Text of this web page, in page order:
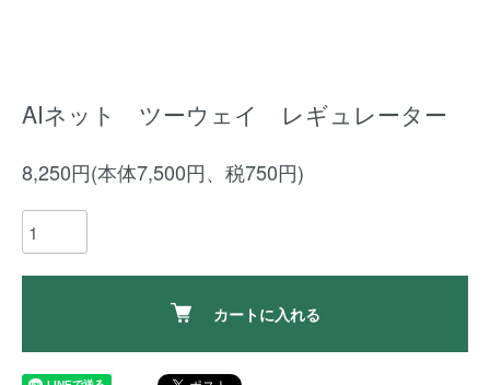
AIネット ツーウェイ レギュレーター
8,250円(本体7,500円、税750円)
カートに入れる